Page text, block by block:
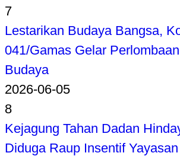
7
Lestarikan Budaya Bangsa,
041/Gamas Gelar
Budaya
2026-06-05
8
Kejagung Tahan Dadan
Diduga Raup Insentif